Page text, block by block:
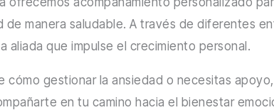
de manera saludable. A través de diferentes
aliada que impulse el crecimiento personal.
cómo gestionar la ansiedad o necesitas
en tu camino hacia el bienestar